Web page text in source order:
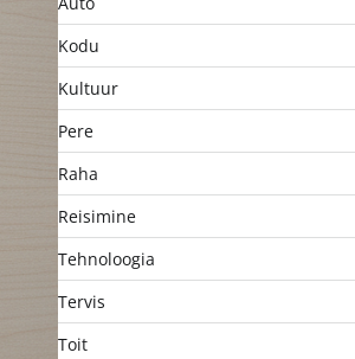
Kodu
Kultuur
Pere
Raha
Reisimine
Tehnoloogia
Tervis
Toit